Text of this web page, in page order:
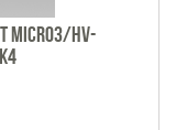
Micro3/HV-